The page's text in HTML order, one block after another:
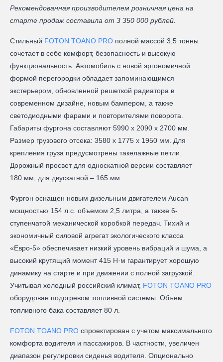
Рекомендованная производителем розничная цена на
старте продаж составила от 3 350 000 рублей.
Стильный FOTON TOANO PRO полной массой 3,5 тонны
сочетает в себе комфорт, безопасность и высокую
функциональность. Автомобиль с новой эргономичной
формой перегородки обладает запоминающимся
экстерьером, обновленной решеткой радиатора в
современном дизайне, новым бампером, а также
светодиодными фарами и повторителями поворота.
Габариты фургона составляют 5990 х 2090 х 2700 мм.
Размер грузового отсека: 3580 х 1775 х 1950 мм. Для
крепления груза предусмотрены такелажные петли.
Дорожный просвет для односкатной версии составляет
180 мм, для двускатной – 165 мм.
Фургон оснащен новым дизельным двигателем Aucan
мощностью 154 л.с. объемом 2,5 литра, а также 6-
ступенчатой механической коробкой передач. Тихий и
экономичный силовой агрегат экологического класса
«Евро-5» обеспечивает низкий уровень вибраций и шума, а
высокий крутящий момент 415 Н·м гарантирует хорошую
динамику на старте и при движении с полной загрузкой.
Учитывая холодный российский климат, FOTON TOANO PRO
оборудован подогревом топливной системы. Объем
топливного бака составляет 80 л.
FOTON TOANO PRO спроектирован с учетом максимального
комфорта водителя и пассажиров. В частности, увеличен
диапазон регулировки сиденья водителя. Опционально